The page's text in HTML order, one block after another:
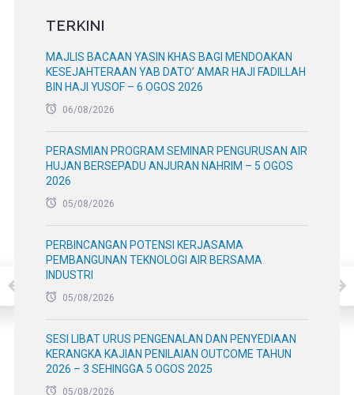
TERKINI
MAJLIS BACAAN YASIN KHAS BAGI MENDOAKAN
KESEJAHTERAAN YAB DATO’ AMAR HAJI FADILLAH
BIN HAJI YUSOF – 6 OGOS 2026
06/08/2026
PERASMIAN PROGRAM SEMINAR PENGURUSAN AIR
HUJAN BERSEPADU ANJURAN NAHRIM – 5 OGOS
2026
05/08/2026
PERBINCANGAN POTENSI KERJASAMA
PEMBANGUNAN TEKNOLOGI AIR BERSAMA
INDUSTRI
05/08/2026
SESI LIBAT URUS PENGENALAN DAN PENYEDIAAN
KERANGKA KAJIAN PENILAIAN OUTCOME TAHUN
2026 – 3 SEHINGGA 5 OGOS 2025
05/08/2026